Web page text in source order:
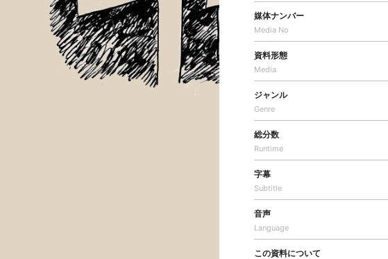
媒体ナンバー
Media No
資料形態
Media
ジャンル
Genre
総分数
Runtime
字幕
Subtitle
音声
Language
この資料について